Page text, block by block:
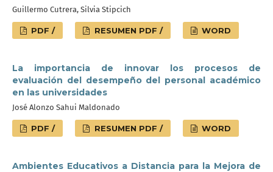
Guillermo Cutrera, Silvia Stipcich
PDF / RESUMEN PDF / WORD
La importancia de innovar los procesos de
evaluación del desempeño del personal académico
en las universidades
José Alonzo Sahui Maldonado
PDF / RESUMEN PDF / WORD
Ambientes Educativos a Distancia para la Mejora de